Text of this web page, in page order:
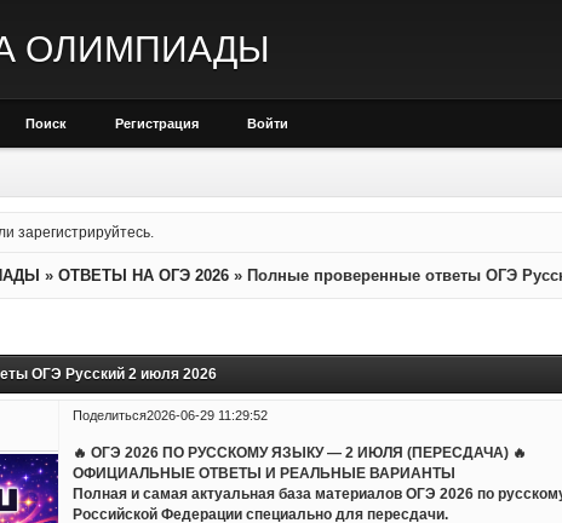
ОЛИМПИАДЫ
Поиск Регистрация Войти
зарегистрируйтесь
» ОТВЕТЫ НА ОГЭ 2026 » Полные проверенные ответы ОГЭ
ОГЭ Русский 2 июля 2026
Поделиться2026-06-29 11:29:52
🔥 ОГЭ 2026 ПО РУССКОМУ ЯЗЫКУ — 2 ИЮЛЯ (ПЕРЕСДАЧА) 🔥
ОФИЦИАЛЬНЫЕ ОТВЕТЫ И РЕАЛЬНЫЕ ВАРИАНТЫ
Полная и самая актуальная база материалов ОГЭ 2026 по
Российской Федерации специально для пересдачи.